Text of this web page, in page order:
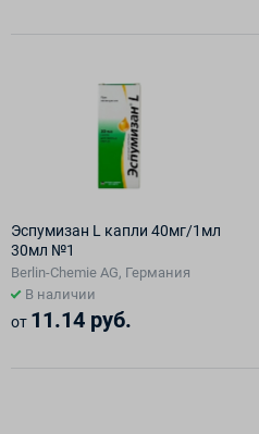
Эспумизан L капли 40мг/1мл
30мл №1
Berlin-Chemie AG, Германия
В наличии
от 11.14 руб.